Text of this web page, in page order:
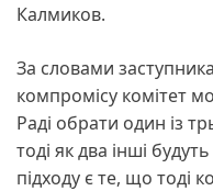
Калмиков.
За словами
компромісу комітет
Раді обрати один із
тоді як два інші
підходу є те, що тоді